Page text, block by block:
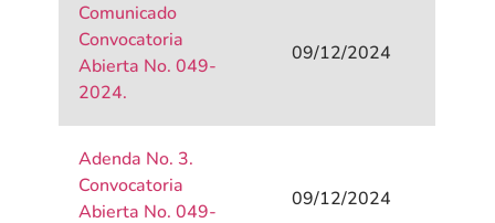
Comunicado
Convocatoria
Abierta No. 049-
2024.
09/12/2024
Adenda No. 3.
Convocatoria
Abierta No. 049-
09/12/2024